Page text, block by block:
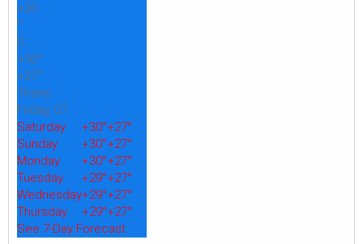
+30
°
C
+30°
+27°
Thane
Friday, 07
Saturday
+30°+27°
Sunday
+30°+27°
Monday
+30°+27°
Tuesday
+29°+27°
Wednesday+29°+27°
Thursday
+29°+27°
See 7-Day Forecast